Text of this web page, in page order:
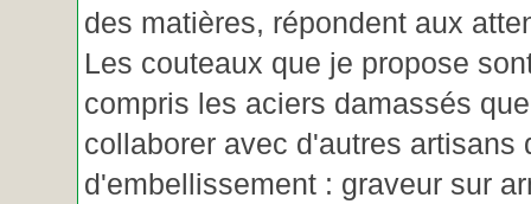
des matières, répondent aux
Les couteaux que je propose
compris les aciers damassés
collaborer avec d'autres artisans
d'embellissement : graveur sur